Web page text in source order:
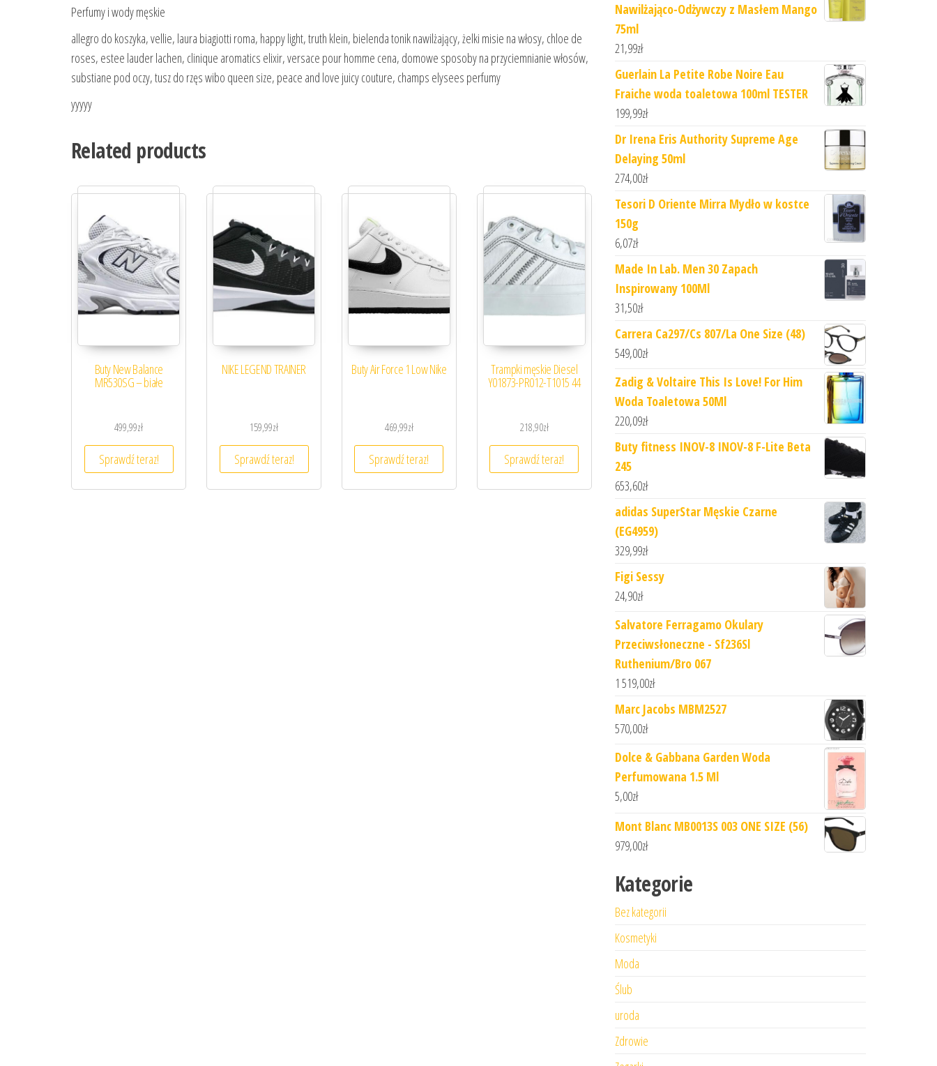
Perfumy i wody męskie
allegro do koszyka, vellie, laura biagiotti roma, happy light, truth klein, bielenda tonik nawilżający, żelki misie na włosy, chloe de
roses, estee lauder lachen, clinique aromatics elixir, versace pour homme cena, domowe sposoby na przyciemnianie włosów,
substiane pod oczy, tusz do rzęs wibo queen size, peace and love juicy couture, champs elysees perfumy
yyyyy
Related products
Buty New Balance
MR530SG – białe
499,99zł
Sprawdź teraz!
NIKE LEGEND TRAINER
159,99zł
Sprawdź teraz!
Buty Air Force 1 Low Nike
469,99zł
Sprawdź teraz!
Trampki męskie Diesel
Y01873-PR012-T1015 44
218,90zł
Sprawdź teraz!
Nawilżająco-Odżywczy z Masłem Mango
75ml
21,99zł
Guerlain La Petite Robe Noire Eau
Fraiche woda toaletowa 100ml TESTER
199,99zł
Dr Irena Eris Authority Supreme Age
Delaying 50ml
274,00zł
Tesori D Oriente Mirra Mydło w kostce
150g
6,07zł
Made In Lab. Men 30 Zapach
Inspirowany 100Ml
31,50zł
Carrera Ca297/Cs 807/La One Size (48)
549,00zł
Zadig & Voltaire This Is Love! For Him
Woda Toaletowa 50Ml
220,09zł
Buty fitness INOV-8 INOV-8 F-Lite Beta
245
653,60zł
adidas SuperStar Męskie Czarne
(EG4959)
329,99zł
Figi Sessy
24,90zł
Salvatore Ferragamo Okulary
Przeciwsłoneczne - Sf236Sl
Ruthenium/Bro 067
1 519,00zł
Marc Jacobs MBM2527
570,00zł
Dolce & Gabbana Garden Woda
Perfumowana 1.5 Ml
5,00zł
Mont Blanc MB0013S 003 ONE SIZE (56)
979,00zł
Kategorie
Bez kategorii
Kosmetyki
Moda
Ślub
uroda
Zdrowie